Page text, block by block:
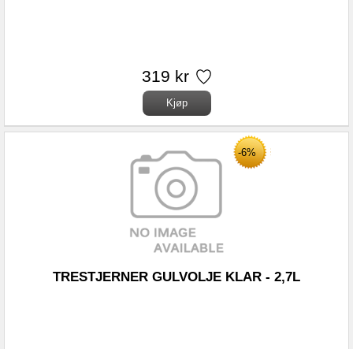
319 kr
-6%
TRESTJERNER GULVOLJE KLAR - 2,7L